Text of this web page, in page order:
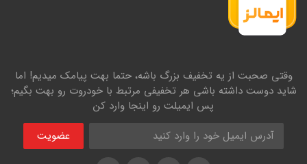
وقتی صحبت از یه تخفیف بزرگ باشه، حتما بهت پیامک میدیم! اما
شاید دوست داشته باشی هر تخفیفی مرتبط با خودروت رو بهت بگیم؛
پس ایمیلت رو اینجا وارد کن
عضویت